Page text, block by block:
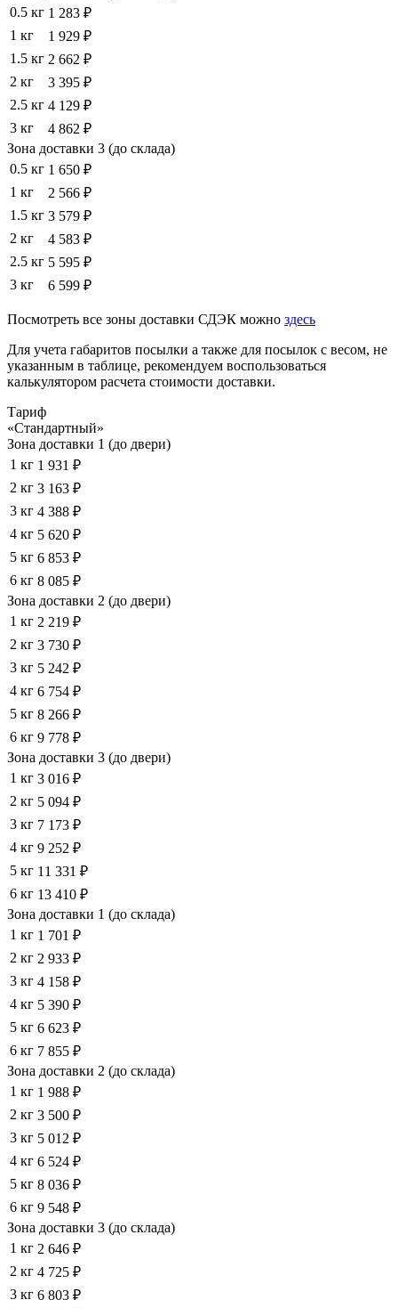
0.5 кг 1 283 ₽
1 кг
1 929 ₽
1.5 кг 2 662 ₽
2 кг
3 395 ₽
2.5 кг 4 129 ₽
3 кг
4 862 ₽
Зона доставки 3 (до склада)
0.5 кг 1 650 ₽
1 кг
2 566 ₽
1.5 кг 3 579 ₽
2 кг
4 583 ₽
2.5 кг 5 595 ₽
3 кг
6 599 ₽
Посмотреть все зоны доставки СДЭК можно здесь
Для учета габаритов посылки а также для посылок с весом, не
указанным в таблице, рекомендуем воспользоваться
калькулятором расчета стоимости доставки.
Тариф
«Стандартный»
Зона доставки 1 (до двери)
1 кг 1 931 ₽
2 кг 3 163 ₽
3 кг 4 388 ₽
4 кг 5 620 ₽
5 кг 6 853 ₽
6 кг 8 085 ₽
Зона доставки 2 (до двери)
1 кг 2 219 ₽
2 кг 3 730 ₽
3 кг 5 242 ₽
4 кг 6 754 ₽
5 кг 8 266 ₽
6 кг 9 778 ₽
Зона доставки 3 (до двери)
1 кг 3 016 ₽
2 кг 5 094 ₽
3 кг 7 173 ₽
4 кг 9 252 ₽
5 кг 11 331 ₽
6 кг 13 410 ₽
Зона доставки 1 (до склада)
1 кг 1 701 ₽
2 кг 2 933 ₽
3 кг 4 158 ₽
4 кг 5 390 ₽
5 кг 6 623 ₽
6 кг 7 855 ₽
Зона доставки 2 (до склада)
1 кг 1 988 ₽
2 кг 3 500 ₽
3 кг 5 012 ₽
4 кг 6 524 ₽
5 кг 8 036 ₽
6 кг 9 548 ₽
Зона доставки 3 (до склада)
1 кг 2 646 ₽
2 кг 4 725 ₽
3 кг 6 803 ₽